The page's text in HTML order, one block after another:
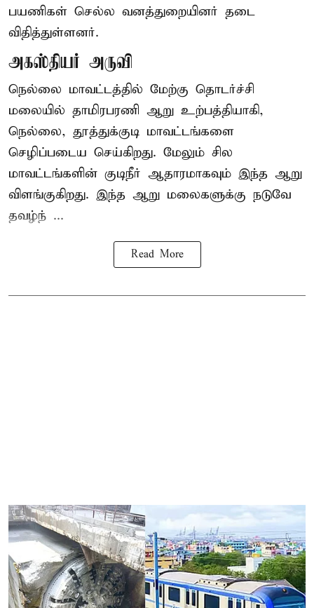
பயணிகள் செல்ல வனத்துறையினர் தடை
விதித்துள்ளனர்.
அகஸ்தியர் அருவி
நெல்லை மாவட்டத்தில் மேற்கு தொடர்ச்சி
மலையில் தாமிரபரணி ஆறு உற்பத்தியாகி,
நெல்லை, தூத்துக்குடி மாவட்டங்களை
செழிப்படைய செய்கிறது. மேலும் சில
மாவட்டங்களின் குடிநீர் ஆதாரமாகவும் இந்த ஆறு
விளங்குகிறது. இந்த ஆறு மலைகளுக்கு நடுவே
தவழ்ந் ...
Read More